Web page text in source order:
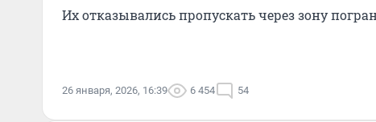
Их отказывались пропускать через зону
26 января, 2026, 16:39 6 454 54